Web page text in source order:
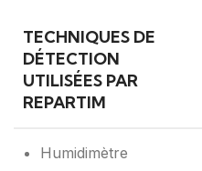
TECHNIQUES DE
DÉTECTION
UTILISÉES PAR
REPARTIM
Humidimètre